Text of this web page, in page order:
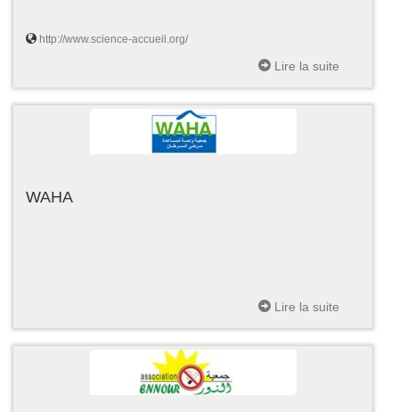
http://www.science-accueil.org/
Lire la suite
WAHA
Lire la suite